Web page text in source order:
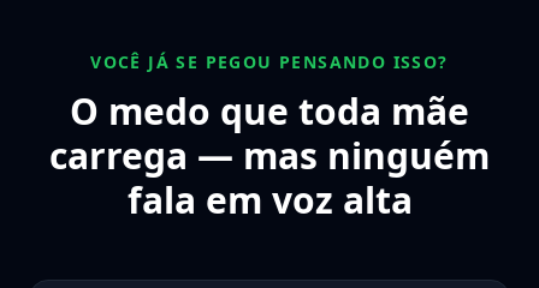
VOCÊ JÁ SE PEGOU PENSANDO ISSO?
O medo que toda mãe
carrega — mas ninguém
fala em voz alta